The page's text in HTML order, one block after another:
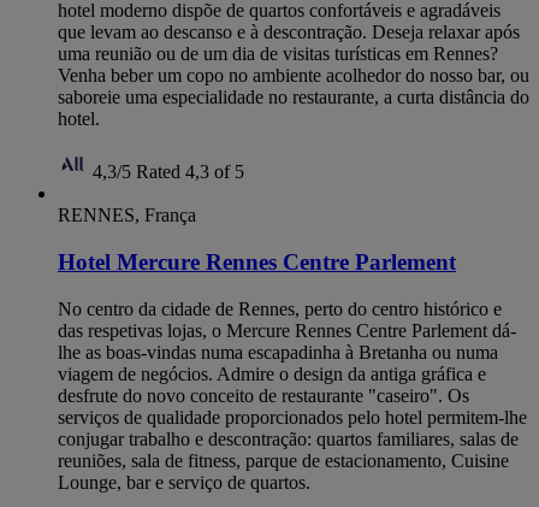
hotel moderno dispõe de quartos confortáveis e agradáveis
que levam ao descanso e à descontração. Deseja relaxar após
uma reunião ou de um dia de visitas turísticas em Rennes?
Venha beber um copo no ambiente acolhedor do nosso bar, ou
saboreie uma especialidade no restaurante, a curta distância do
hotel.
4,3/5 Rated 4,3 of 5
RENNES, França
Hotel Mercure Rennes Centre Parlement
No centro da cidade de Rennes, perto do centro histórico e
das respetivas lojas, o Mercure Rennes Centre Parlement dá-
lhe as boas-vindas numa escapadinha à Bretanha ou numa
viagem de negócios. Admire o design da antiga gráfica e
desfrute do novo conceito de restaurante "caseiro". Os
serviços de qualidade proporcionados pelo hotel permitem-lhe
conjugar trabalho e descontração: quartos familiares, salas de
reuniões, sala de fitness, parque de estacionamento, Cuisine
Lounge, bar e serviço de quartos.